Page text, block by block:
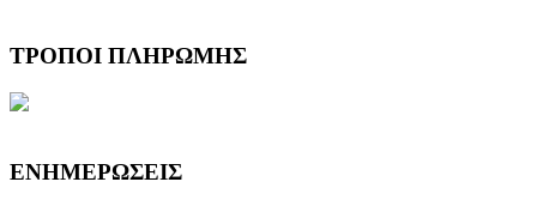
ΤΡΟΠΟΙ ΠΛΗΡΩΜΗΣ
ΕΝΗΜΕΡΩΣΕΙΣ